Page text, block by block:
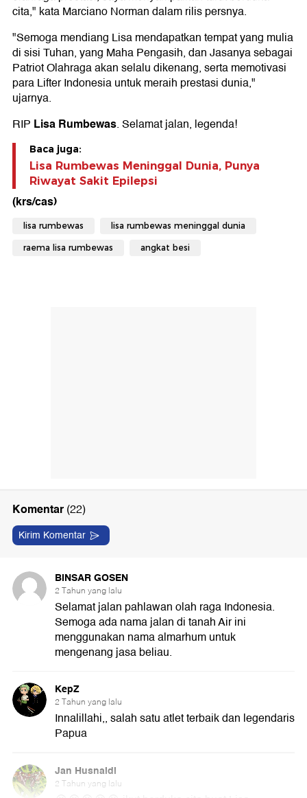
cita," kata Marciano Norman dalam rilis persnya.
"Semoga mendiang Lisa mendapatkan tempat yang mulia
di sisi Tuhan, yang Maha Pengasih, dan Jasanya sebagai
Patriot Olahraga akan selalu dikenang, serta memotivasi
para Lifter Indonesia untuk meraih prestasi dunia,"
ujarnya.
RIP Lisa Rumbewas. Selamat jalan, legenda!
Baca juga:
Lisa Rumbewas Meninggal Dunia, Punya
Riwayat Sakit Epilepsi
(krs/cas)
lisa rumbewas lisa rumbewas meninggal dunia
raema lisa rumbewas angkat besi